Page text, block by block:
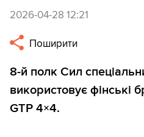
2026-04-28 12:21
Поширити
8-й полк Сил
використовує фінські
GTP 4×4.